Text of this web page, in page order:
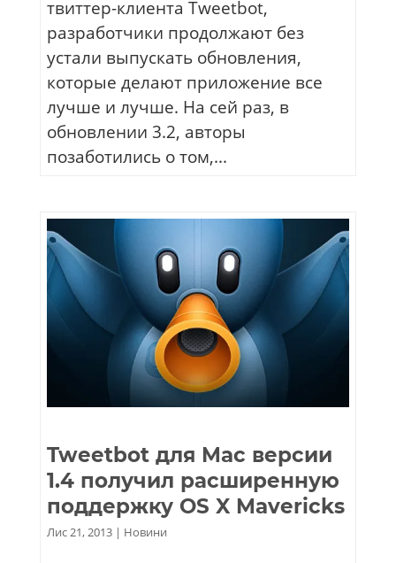
твиттер-клиента Tweetbot,
разработчики продолжают без
устали выпускать обновления,
которые делают приложение все
лучше и лучше. На сей раз, в
обновлении 3.2, авторы
позаботились о том,...
Tweetbot для Mac версии
1.4 получил расширенную
поддержку OS X Mavericks
Лис 21, 2013| Новини